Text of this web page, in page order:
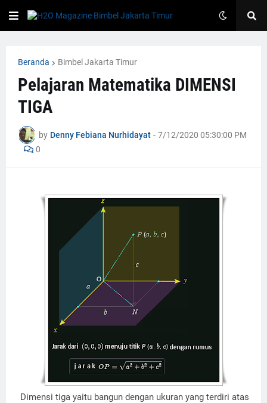
Beranda Bimbel Jakarta Timur
Pelajaran Matematika DIMENSI
TIGA
by Denny Febiana Nurhidayat - 7/12/2020 05:30:00 PM
0
Dimensi tiga yaitu bangun dengan ukuran yang terdiri atas